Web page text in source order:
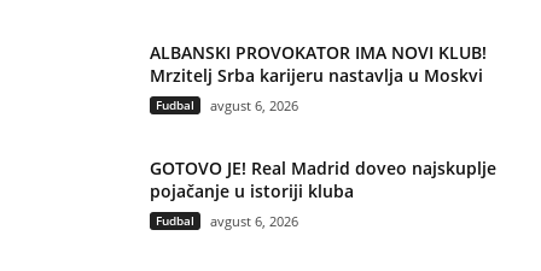
ALBANSKI PROVOKATOR IMA NOVI KLUB!
Mrzitelj Srba karijeru nastavlja u Moskvi
Fudbal avgust 6, 2026
GOTOVO JE! Real Madrid doveo najskuplje
pojačanje u istoriji kluba
Fudbal avgust 6, 2026